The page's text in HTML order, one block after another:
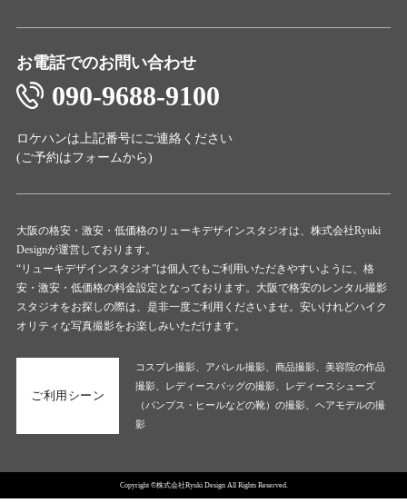
お電話でのお問い合わせ
090-9688-9100
ロケハンは上記番号にご連絡ください
(ご予約はフォームから)
大阪の格安・激安・低価格のリューキデザインスタジオは、株式会社Ryuki
Designが運営しております。
“リューキデザインスタジオ”は個人でもご利用いただきやすいように、格
安・激安・低価格の料金設定となっております。大阪で格安のレンタル撮影
スタジオをお探しの際は、是非一度ご利用くださいませ。安いけれどハイク
オリティな写真撮影をお楽しみいただけます。
ご利用シーン
コスプレ撮影、アパレル撮影、商品撮影、美容院の作品
撮影、レディースバッグの撮影、レディースシューズ
（パンプス・ヒールなどの靴）の撮影、ヘアモデルの撮
影
Copyright ©株式会社Ryuki Design All Rights Reserved.